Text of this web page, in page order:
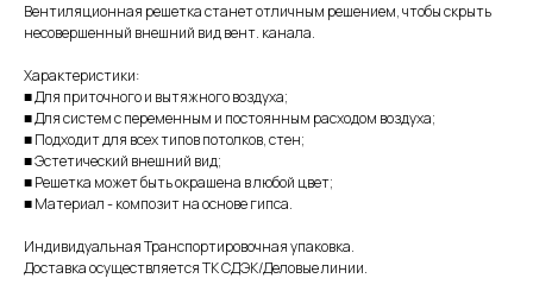
Вентиляционная решетка станет отличным решением, чтобы скрыть
несовершенный внешний вид вент. канала.
Характеристики:
■ Для приточного и вытяжного воздуха;
■ Для систем с переменным и постоянным расходом воздуха;
■ Подходит для всех типов потолков, стен;
■ Эстетический внешний вид;
■ Решетка может быть окрашена в любой цвет;
■ Материал - композит на основе гипса.
Индивидуальная Транспортировочная упаковка.
Доставка осуществляется ТК СДЭК/Деловые линии.